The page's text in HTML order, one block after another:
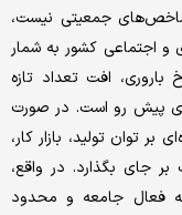
جمعیتی نیست،
و اجتماعی کشور به شمار
افت تعداد تازه
پیش رو است. در صورت
بر توان تولید، بازار کار،
جای بگذارد. در واقع،
فعال جامعه و محدود